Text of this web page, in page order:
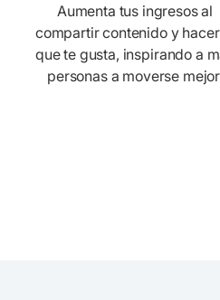
Aumenta tus ingresos al
compartir contenido y
que te gusta, inspirando a
personas a moverse